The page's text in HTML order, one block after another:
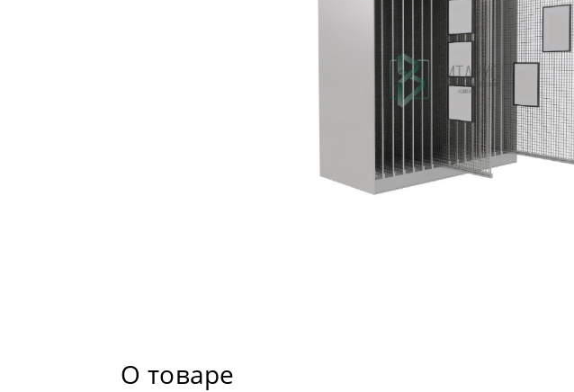
О товаре